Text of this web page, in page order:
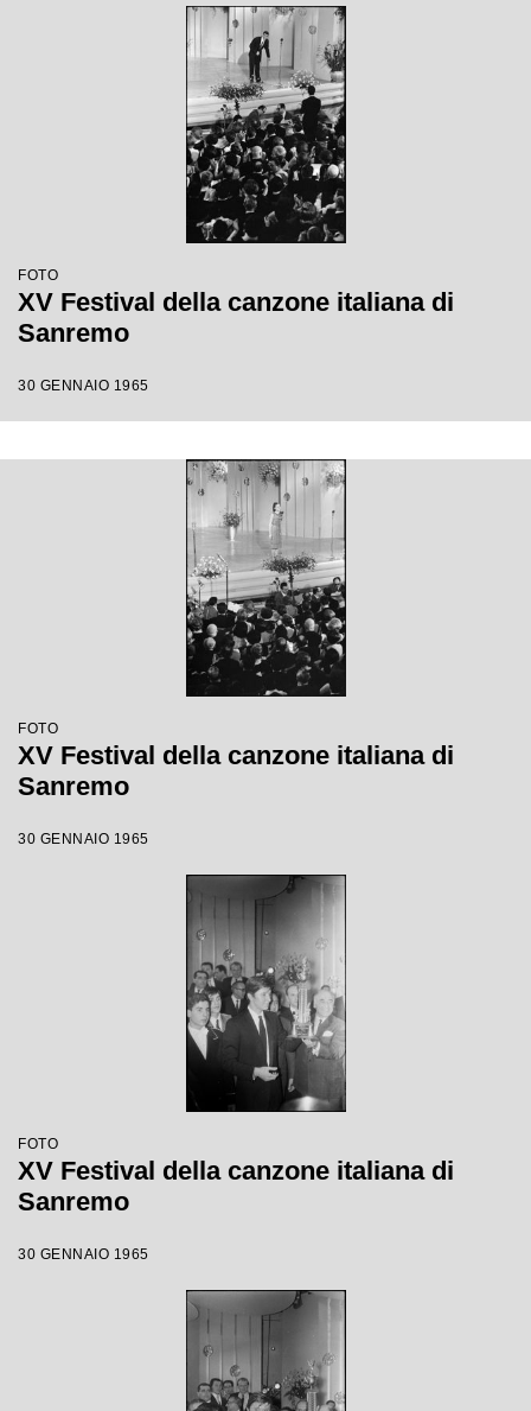
FOTO
XV Festival della canzone italiana di
Sanremo
30 GENNAIO 1965
FOTO
XV Festival della canzone italiana di
Sanremo
30 GENNAIO 1965
FOTO
XV Festival della canzone italiana di
Sanremo
30 GENNAIO 1965